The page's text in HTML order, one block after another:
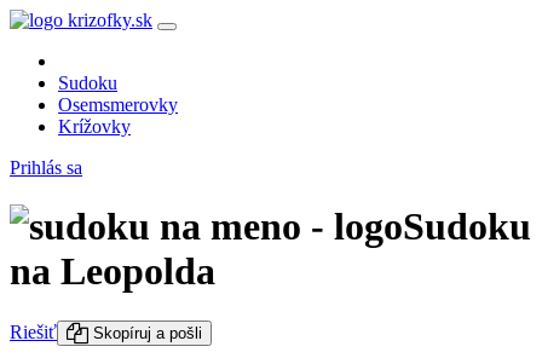
Sudoku
Osemsmerovky
Krížovky
Prihlás sa
Sudoku
na Leopolda
Riešiť Skopíruj a pošli